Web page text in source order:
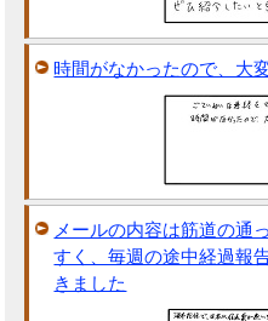
時間がなかったので、大
メールの内容は筋道の通
すく、毎週の途中経過報
きました